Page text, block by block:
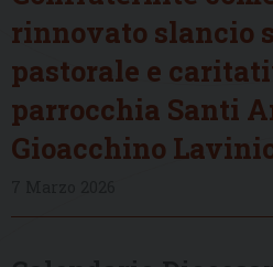
rinnovato slancio
pastorale e
parrocchia Santi
Gioacchino